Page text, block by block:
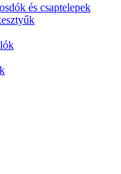
és csaptelepek